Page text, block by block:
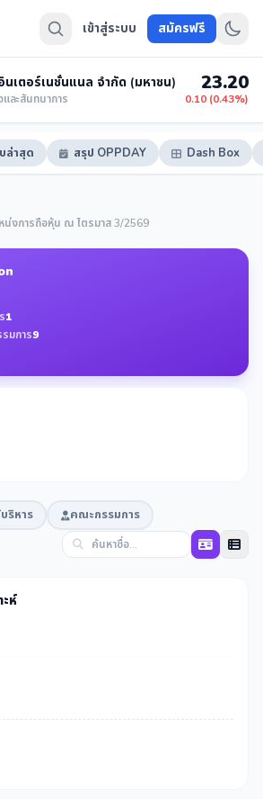
เข้าสู่ระบบ สมัครฟรี
นเตอร์เนชั่นแนล จำกัด (มหาชน)
และสันทนาการ
23.20
0.10 (0.43%)
ล่าสุด สรุป OPPDAY Dash Box
น่งการถือหุ้น ณ ไตรมาส 3/2569
1
มการ9
ริหาร คณะกรรมการ
ะห์